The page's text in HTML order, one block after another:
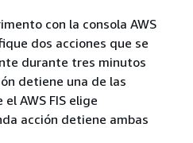
con la consola AWS
dos acciones que se
durante tres minutos
detiene una de las
AWS FIS elige
acción detiene ambas